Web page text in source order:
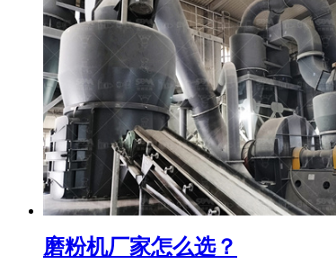
磨粉机厂家怎么选？